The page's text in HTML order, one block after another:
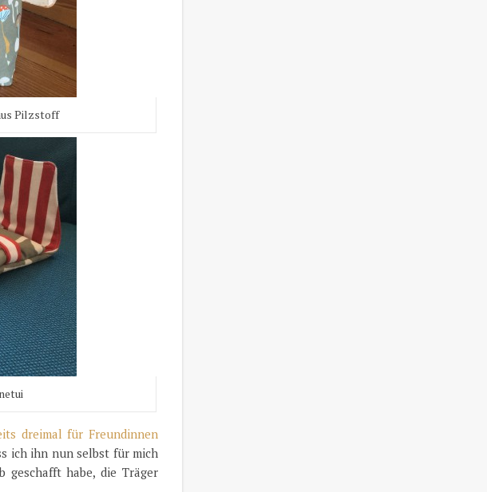
Pilzstoff
dreimal für Freundinnen
ich ihn nun selbst für mich
geschafft habe, die Träger